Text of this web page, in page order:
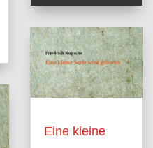
Eine kleine